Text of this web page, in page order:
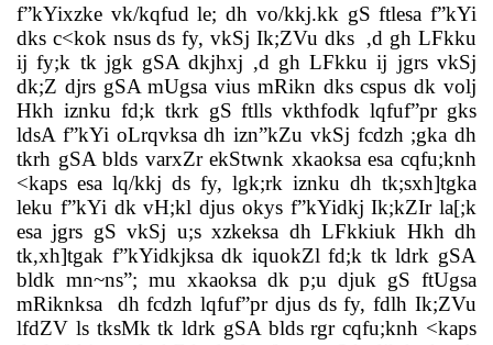
f”kYixzke vk/kqfud le; dh vo/kkj.kk gS ftlesa f”kYi
dks c<kok nsus ds fy, vkSj Ik;ZVu dks ,d gh LFkku
ij fy;k tk jgk gSA dkjhxj ,d gh LFkku ij jgrs vkSj
dk;Z djrs gSA mUgsa vius mRikn dks cspus dk volj
Hkh iznku fd;k tkrk gS ftlls vkthfodk lqfuf”pr gks
ldsA f”kYi oLrqvksa dh izn”kZu vkSj fcdzh ;gka dh
tkrh gSA blds varxZr ekStwnk xkaoksa esa cqfu;knh
<kaps esa lq/kkj ds fy, lgk;rk iznku dh tk;sxh]tgka
leku f”kYi dk vH;kl djus okys f”kYidkj Ik;kZIr la[;k
esa jgrs gS vkSj u;s xzkeksa dh LFkkiuk Hkh dh
tk,xh]tgak f”kYidkjksa dk iquokZl fd;k tk ldrk gSA
bldk mn~ns”; mu xkaoksa dk p;u djuk gS ftUgsa
mRiknksa
dh fcdzh lqfuf”pr djus ds fy, fdlh Ik;ZVu
lfdZV ls tksMk tk ldrk gSA blds rgr cqfu;knh <kaps